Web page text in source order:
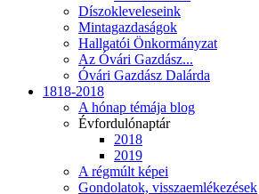
Díszokleveleseink
Mintagazdaságok
Hallgatói Önkormányzat
Az Óvári Gazdász...
Óvári Gazdász Dalárda
1818-2018
A hónap témája blog
Évfordulónaptár
2018
2019
A régmúlt képei
Gondolatok, visszaemlékezések